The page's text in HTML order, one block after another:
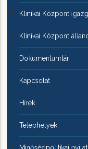
Klinikai Központ
Klinikai Központ
Dokumentumtár
Kapcsolat
Hírek
Telephelyek